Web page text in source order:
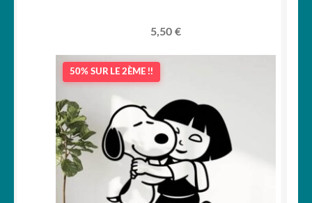
5,50 €
50% SUR LE 2ÈME !!